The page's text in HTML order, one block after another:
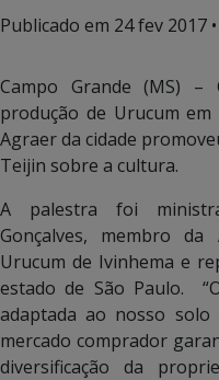
Publicado em 24 fev 2017
Campo Grande (MS)
produção de Urucum
Agraer da cidade
Teijin sobre a cultura.
A palestra foi
Gonçalves, membro da
Urucum de Ivinhema e
estado de São Paulo.
adaptada ao nosso
mercado comprador
diversificação da